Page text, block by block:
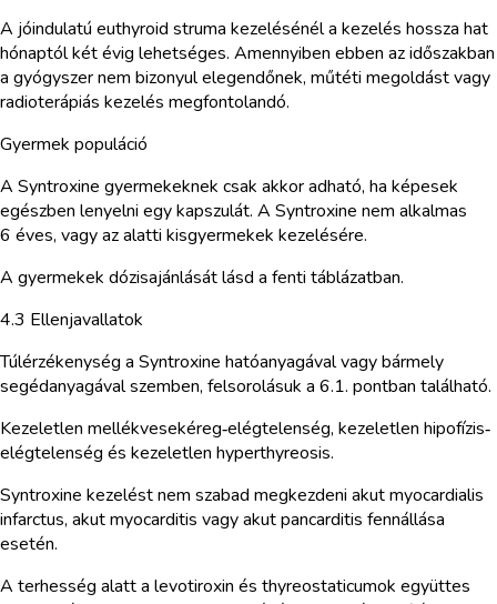
A jóindulatú euthyroid struma kezelésénél a kezelés hossza hat
hónaptól két évig lehetséges. Amennyiben ebben az időszakban
a gyógyszer nem bizonyul elegendőnek, műtéti megoldást vagy
radioterápiás kezelés megfontolandó.
Gyermek populáció
A Syntroxine gyermekeknek csak akkor adható, ha képesek
egészben lenyelni egy kapszulát. A Syntroxine nem alkalmas
6 éves, vagy az alatti kisgyermekek kezelésére.
A gyermekek dózisajánlását lásd a fenti táblázatban.
4.3 Ellenjavallatok
Túlérzékenység a Syntroxine hatóanyagával vagy bármely
segédanyagával szemben, felsorolásuk a 6.1. pontban található.
Kezeletlen mellékvesekéreg‑elégtelenség, kezeletlen hipofízis‑
elégtelenség és kezeletlen hyperthyreosis.
Syntroxine kezelést nem szabad megkezdeni akut myocardialis
infarctus, akut myocarditis vagy akut pancarditis fennállása
esetén.
A terhesség alatt a levotiroxin és thyreostaticumok együttes